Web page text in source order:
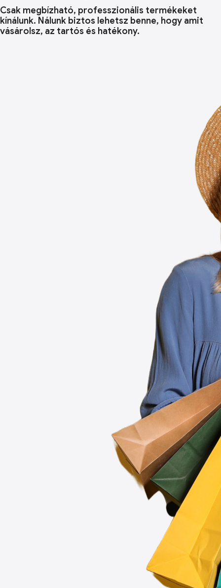
Csak megbízható, professzionális termékeket
kínálunk. Nálunk biztos lehetsz benne, hogy amit
vásárolsz, az tartós és hatékony.